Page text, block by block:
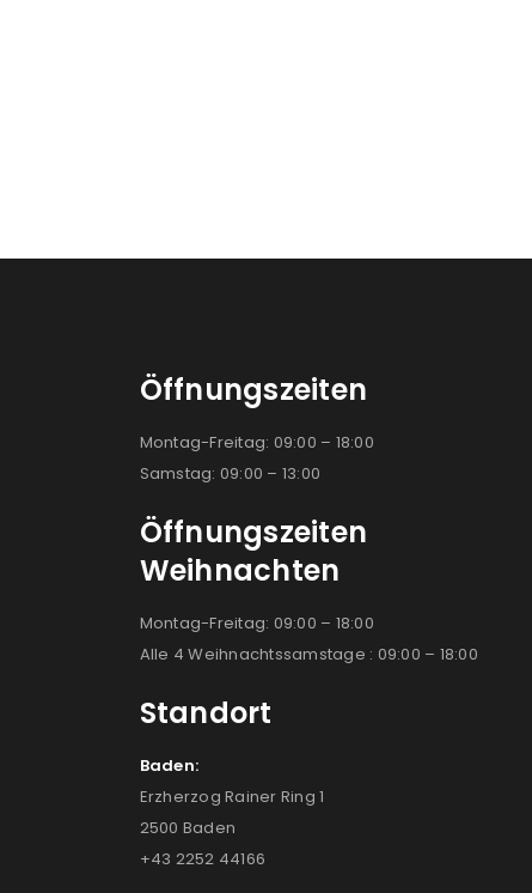
Öffnungszeiten
Montag-Freitag: 09:00 – 18:00
Samstag: 09:00 – 13:00
Öffnungszeiten
Weihnachten
Montag-Freitag: 09:00 – 18:00
Alle 4 Weihnachtssamstage : 09:00 – 18:00
Standort
Baden:
Erzherzog Rainer Ring 1
2500 Baden
+43 2252 44166